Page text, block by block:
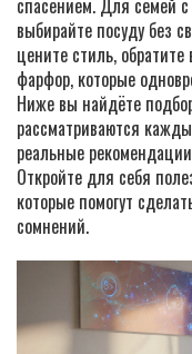
спасением. Для семей
выбирайте посуду без
цените стиль,
фарфор, которые
Ниже вы найдёте
рассматриваются
реальные
Откройте для себя
которые помогут
сомнений.